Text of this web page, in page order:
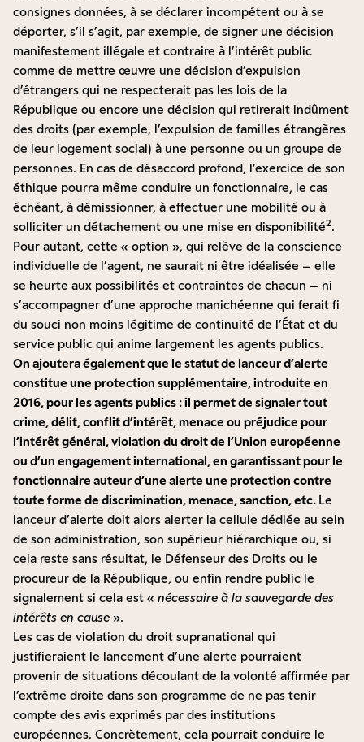
consignes données, à se déclarer incompétent ou à se
déporter, s’il s’agit, par exemple, de signer une décision
manifestement illégale et contraire à l’intérêt public
comme de mettre œuvre une décision d’expulsion
d’étrangers qui ne respecterait pas les lois de la
République ou encore une décision qui retirerait indûment
des droits (par exemple, l’expulsion de familles étrangères
de leur logement social) à une personne ou un groupe de
personnes. En cas de désaccord profond, l’exercice de son
éthique pourra même conduire un fonctionnaire, le cas
échéant, à démissionner, à effectuer une mobilité ou à
solliciter un détachement ou une mise en disponibilité2.
Pour autant, cette « option », qui relève de la conscience
individuelle de l’agent, ne saurait ni être idéalisée – elle
se heurte aux possibilités et contraintes de chacun – ni
s’accompagner d’une approche manichéenne qui ferait fi
du souci non moins légitime de continuité de l’État et du
service public qui anime largement les agents publics.
On ajoutera également que le statut de lanceur d’alerte
constitue une protection supplémentaire, introduite en
2016, pour les agents publics : il permet de signaler tout
crime, délit, conflit d’intérêt, menace ou préjudice pour
l’intérêt général, violation du droit de l’Union européenne
ou d’un engagement international, en garantissant pour le
fonctionnaire auteur d’une alerte une protection contre
toute forme de discrimination, menace, sanction, etc. Le
lanceur d’alerte doit alors alerter la cellule dédiée au sein
de son administration, son supérieur hiérarchique ou, si
cela reste sans résultat, le Défenseur des Droits ou le
procureur de la République, ou enfin rendre public le
signalement si cela est « nécessaire à la sauvegarde des
intérêts en cause ».
Les cas de violation du droit supranational qui
justifieraient le lancement d’une alerte pourraient
provenir de situations découlant de la volonté affirmée par
l’extrême droite dans son programme de ne pas tenir
compte des avis exprimés par des institutions
européennes. Concrètement, cela pourrait conduire le